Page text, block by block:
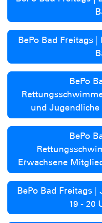
BePo Bad Freitags
BePo
und Jugendliche
BePo
Erwachsene
BePo Bad Freitags |
19 - 20